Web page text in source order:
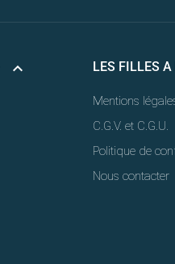
 LES FILLES A
Mentions
C.G.V. et C.G.U.
Politique de
Nous contacter